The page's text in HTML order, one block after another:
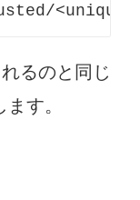
るのと同じ
す。